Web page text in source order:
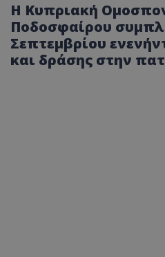
Η Κυπριακή
Ποδοσφαίρου
Σεπτεμβρίου
και δράσης στην